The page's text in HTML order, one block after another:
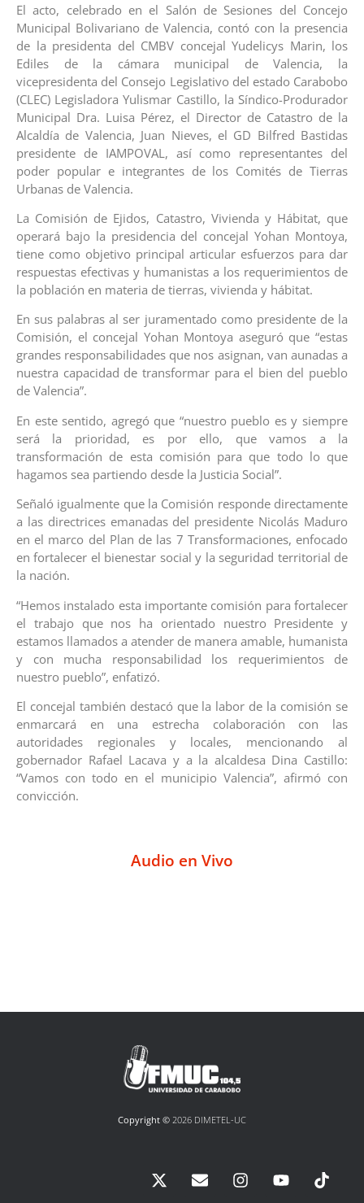
El acto, celebrado en el Salón de Sesiones del Concejo
Municipal Bolivariano de Valencia, contó con la presencia
de la presidenta del CMBV concejal Yudelicys Marin, los
Ediles de la cámara municipal de Valencia, la
vicepresidenta del Consejo Legislativo del estado Carabobo
(CLEC) Legisladora Yulismar Castillo, la Síndico-Produrador
Municipal Dra. Luisa Pérez, el Director de Catastro de la
Alcaldía de Valencia, Juan Nieves, el GD Bilfred Bastidas
presidente de IAMPOVAL, así como representantes del
poder popular e integrantes de los Comités de Tierras
Urbanas de Valencia.
La Comisión de Ejidos, Catastro, Vivienda y Hábitat, que
operará bajo la presidencia del concejal Yohan Montoya,
tiene como objetivo principal articular esfuerzos para dar
respuestas efectivas y humanistas a los requerimientos de
la población en materia de tierras, vivienda y hábitat.
En sus palabras al ser juramentado como presidente de la
Comisión, el concejal Yohan Montoya aseguró que “estas
grandes responsabilidades que nos asignan, van aunadas a
nuestra capacidad de transformar para el bien del pueblo
de Valencia”.
En este sentido, agregó que “nuestro pueblo es y siempre
será la prioridad, es por ello, que vamos a la
transformación de esta comisión para que todo lo que
hagamos sea partiendo desde la Justicia Social”.
Señaló igualmente que la Comisión responde directamente
a las directrices emanadas del presidente Nicolás Maduro
en el marco del Plan de las 7 Transformaciones, enfocado
en fortalecer el bienestar social y la seguridad territorial de
la nación.
“Hemos instalado esta importante comisión para fortalecer
el trabajo que nos ha orientado nuestro Presidente y
estamos llamados a atender de manera amable, humanista
y con mucha responsabilidad los requerimientos de
nuestro pueblo”, enfatizó.
El concejal también destacó que la labor de la comisión se
enmarcará en una estrecha colaboración con las
autoridades regionales y locales, mencionando al
gobernador Rafael Lacava y a la alcaldesa Dina Castillo:
“Vamos con todo en el municipio Valencia”, afirmó con
convicción.
Audio en Vivo
Copyright © 2026 DIMETEL-UC